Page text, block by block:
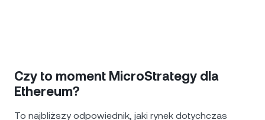
Czy to moment MicroStrategy dla
Ethereum?
To najbliższy odpowiednik, jaki rynek dotychczas